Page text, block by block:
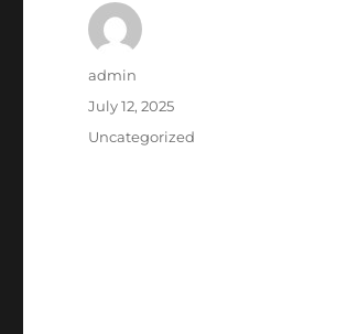
Author
admin
Posted
July 12, 2025
Categories
Uncategorized